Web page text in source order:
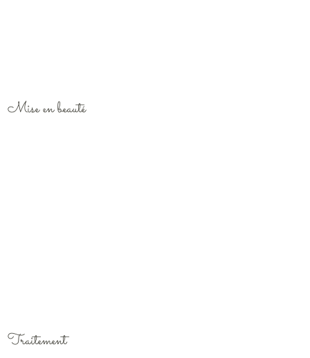
Mise en beauté
Traitement